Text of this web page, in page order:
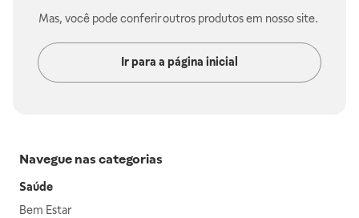
Mas, você pode conferir outros produtos em nosso site.
Ir para a página inicial
Navegue nas categorias
Saúde
Bem Estar